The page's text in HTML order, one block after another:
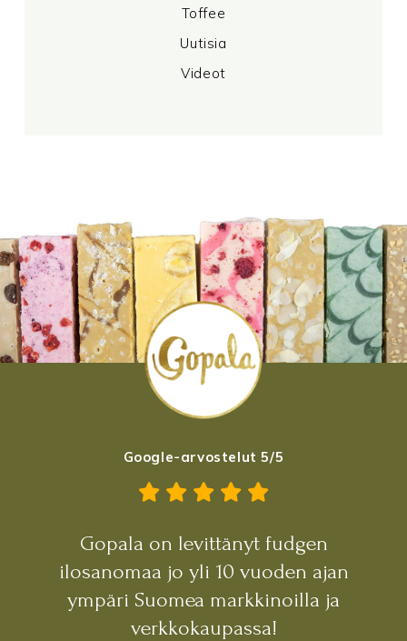
Toffee
Uutisia
Videot
Google-arvostelut 5/5
Gopala on levittänyt fudgen
ilosanomaa jo yli 10 vuoden ajan
ympäri Suomea markkinoilla ja
verkkokaupassa!